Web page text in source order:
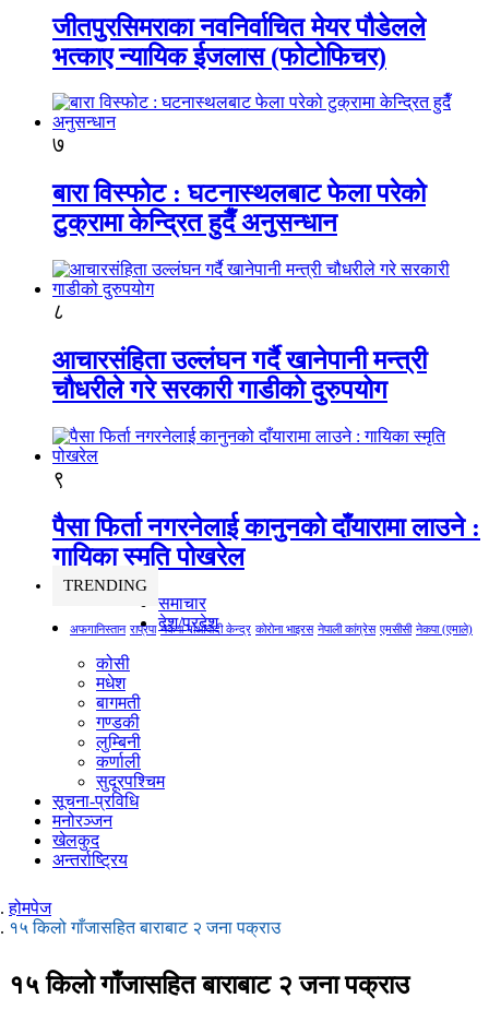
जीतपुरसिमराका नवनिर्वाचित मेयर पौडेलले
भत्काए न्यायिक ईजलास (फोटोफिचर)
७
बारा विस्फोट : घटनास्थलबाट फेला परेको
टुक्रामा केन्द्रित हुदैँ अनुसन्धान
८
आचारसंहिता उल्लंघन गर्दै खानेपानी मन्त्री
चौधरीले गरे सरकारी गाडीको दुरुपयोग
९
पैसा फिर्ता नगरनेलाई कानुनको दाँयारामा लाउने :
गायिका स्‍मृति पोखरेल
TRENDING
अफगानिस्तान राप्रपा नेकपा माओवादी केन्द्र कोरोना भाइरस नेपाली कांग्रेस एमसीसी नेकपा (एमाले)
समाचार
देश/प्रदेश
कोसी
मधेश
बागमती
गण्डकी
लुम्बिनी
कर्णाली
सुदूरपश्चिम
सूचना-प्रविधि
मनोरञ्जन
खेलकुद
अन्तर्राष्ट्रिय
होमपेज
१५ किलो गाँजासहित बाराबाट २ जना पक्राउ
१५ किलो गाँजासहित बाराबाट २ जना पक्राउ